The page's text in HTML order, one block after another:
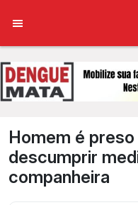
Homem é
descumprir
companheira